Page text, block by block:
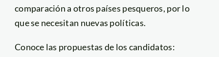
comparación a otros países pesqueros, por lo
que se necesitan nuevas políticas.
Conoce las propuestas de los candidatos: